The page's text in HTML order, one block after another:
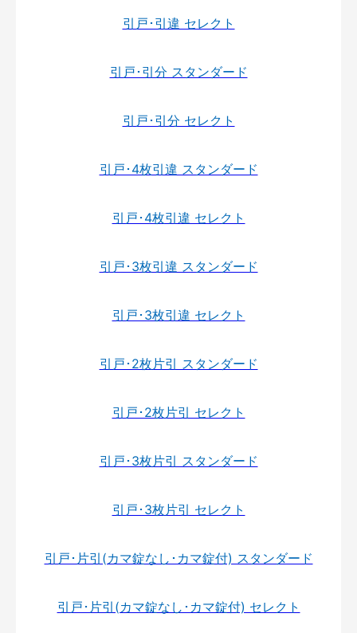
引戸･引違 セレクト
引戸･引分 スタンダード
引戸･引分 セレクト
引戸･4枚引違 スタンダード
引戸･4枚引違 セレクト
引戸･3枚引違 スタンダード
引戸･3枚引違 セレクト
引戸･2枚片引 スタンダード
引戸･2枚片引 セレクト
引戸･3枚片引 スタンダード
引戸･3枚片引 セレクト
引戸･片引(カマ錠なし･カマ錠付) スタンダード
引戸･片引(カマ錠なし･カマ錠付) セレクト